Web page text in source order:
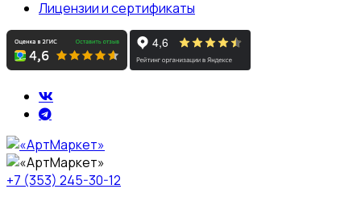
Лицензии и сертификаты
+7 (353) 245-30-12